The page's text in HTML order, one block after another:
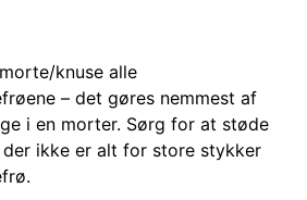
knuse alle
– det gøres nemmest af
i en morter. Sørg for at støde
ikke er alt for store stykker